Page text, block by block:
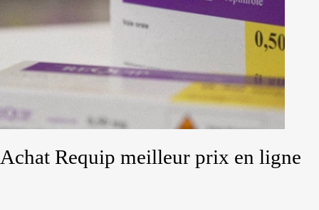
Achat Requip meilleur prix en ligne